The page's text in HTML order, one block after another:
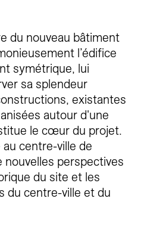
du nouveau bâtiment
l’édifice
symétrique, lui
sa splendeur
existantes
autour d'une
le cœur du projet.
au centre-ville de
nouvelles perspectives
du site et les
du centre-ville et du